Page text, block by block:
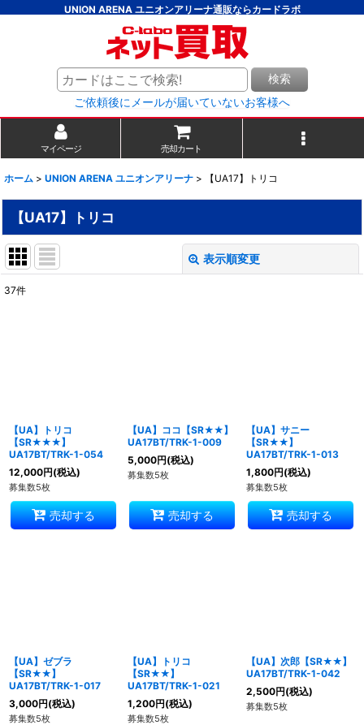
UNION ARENA ユニオンアリーナ通販ならカードラボ
検索
ご依頼後にメールが届いていないお客様へ
マイページ 売却カート
ホーム > UNION ARENA ユニオンアリーナ > 【UA17】トリコ
【UA17】トリコ
表示順変更
37件
【UA】トリコ
【SR★★★】
UA17BT/TRK-1-054
12,000円(税込)
募集数5枚
売却する
【UA】ココ【SR★★】
UA17BT/TRK-1-009
5,000円(税込)
募集数5枚
売却する
【UA】サニー
【SR★★】
UA17BT/TRK-1-013
1,800円(税込)
募集数5枚
売却する
【UA】ゼブラ
【SR★★】
UA17BT/TRK-1-017
3,000円(税込)
募集数5枚
【UA】トリコ
【SR★★】
UA17BT/TRK-1-021
1,200円(税込)
募集数5枚
【UA】次郎【SR★★】
UA17BT/TRK-1-042
2,500円(税込)
募集数5枚